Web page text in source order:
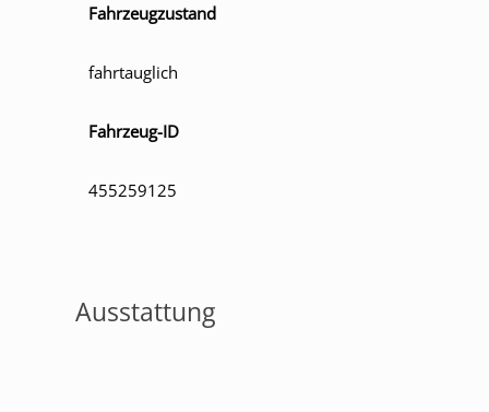
Fahrzeugzustand
fahrtauglich
Fahrzeug-ID
455259125
Ausstattung